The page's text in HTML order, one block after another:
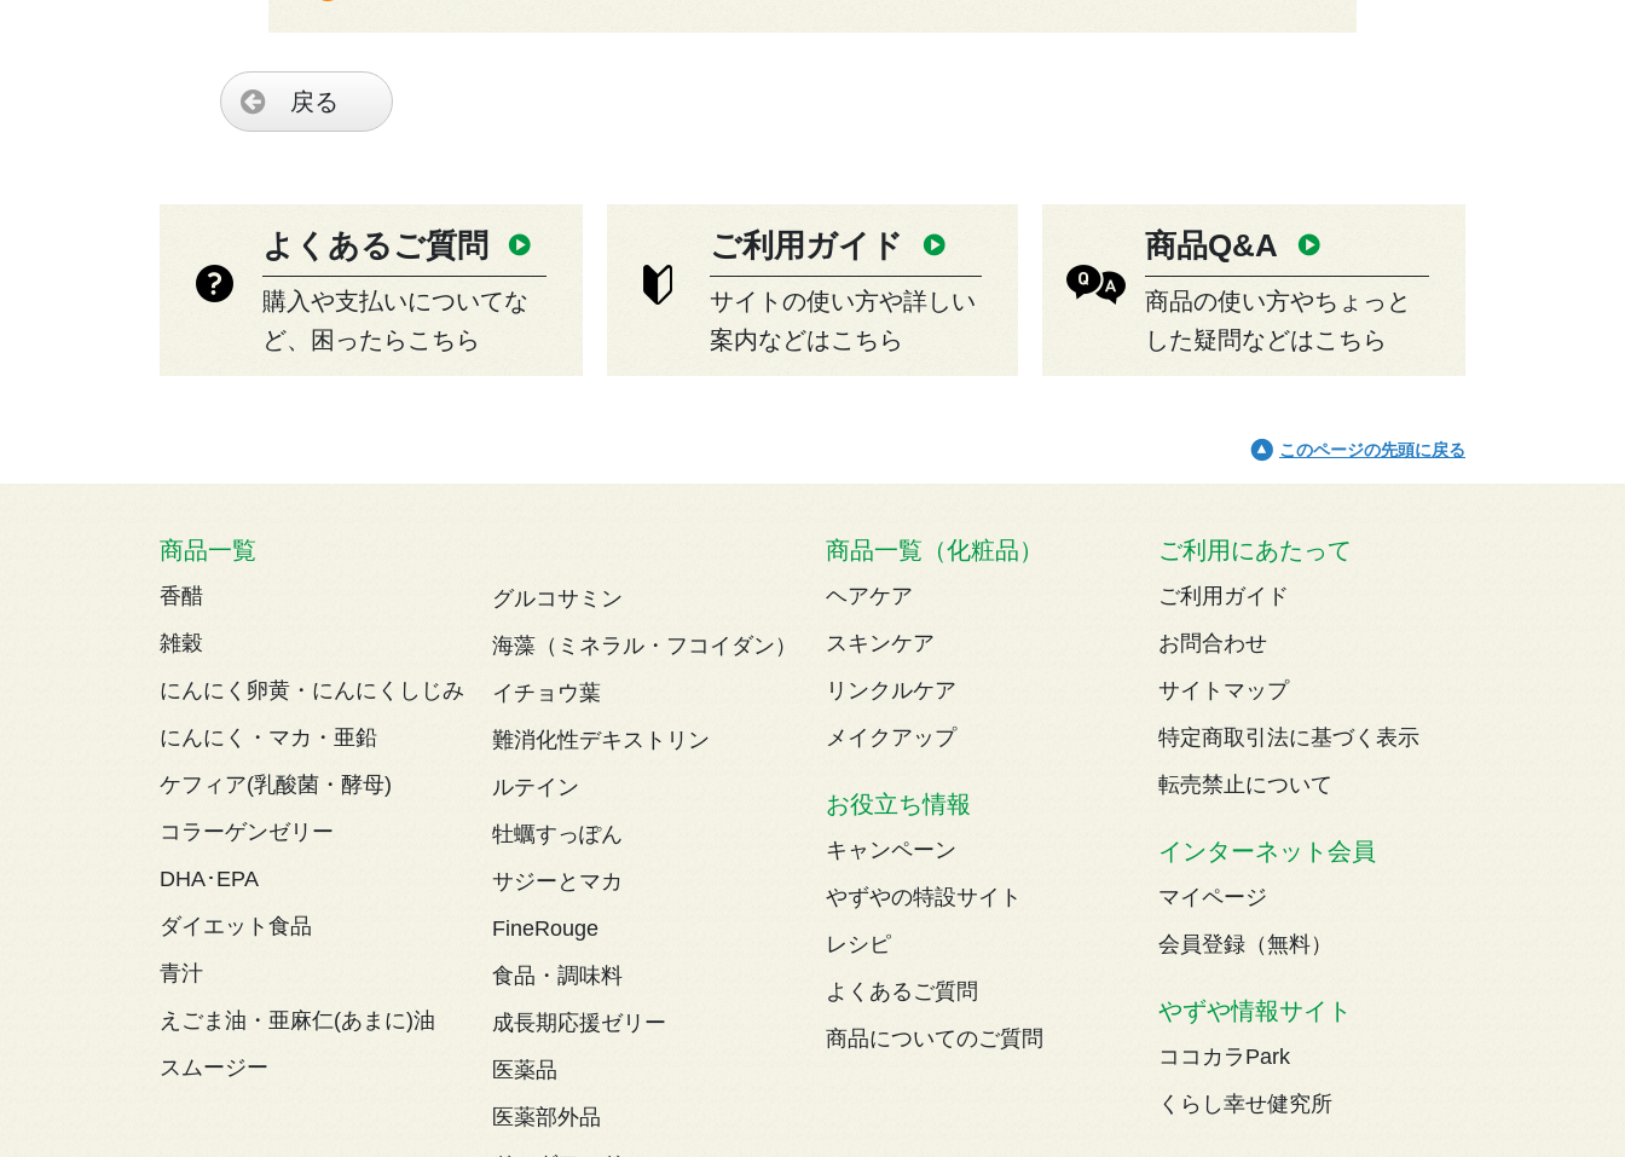
戻る
よくあるご質問
購入や支払いについてな
ど、困ったらこちら
ご利用ガイド
サイトの使い方や詳しい
案内などはこちら
商品Q&A
商品の使い方やちょっと
した疑問などはこちら
このページの先頭に戻る
商品一覧
香醋
雑穀
にんにく卵黄・にんにくしじみ
にんにく・マカ・亜鉛
ケフィア(乳酸菌・酵母)
コラーゲンゼリー
DHA･EPA
ダイエット食品
青汁
えごま油・亜麻仁(あまに)油
スムージー
グルコサミン
海藻（ミネラル・フコイダン）
イチョウ葉
難消化性デキストリン
ルテイン
牡蠣すっぽん
サジーとマカ
FineRouge
食品・調味料
成長期応援ゼリー
医薬品
医薬部外品
商品一覧（化粧品）
ヘアケア
スキンケア
リンクルケア
メイクアップ
お役立ち情報
キャンペーン
やずやの特設サイト
レシピ
よくあるご質問
商品についてのご質問
ご利用にあたって
ご利用ガイド
お問合わせ
サイトマップ
特定商取引法に基づく表示
転売禁止について
インターネット会員
マイページ
会員登録（無料）
やずや情報サイト
ココカラPark
くらし幸せ健究所